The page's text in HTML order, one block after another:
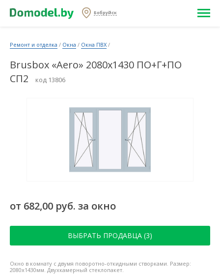
Бобруйск
Ремонт и отделка / Окна / Окна ПВХ /
Brusbox «Aero» 2080х1430 ПО+Г+ПО
СП2
код 13806
от 682,00 руб. за окно
ВЫБРАТЬ ПРОДАВЦА (3)
Окно в комнату с двумя поворотно-откидными створками. Размер:
2080х1430мм. Двухкамерный стеклопакет.